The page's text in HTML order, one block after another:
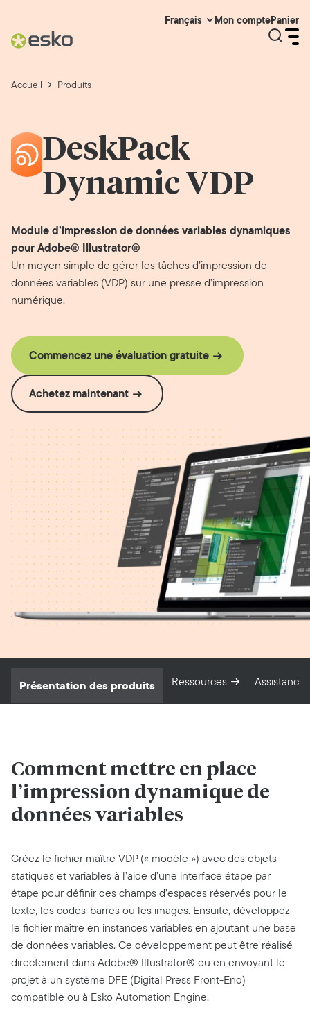
Français Mon comptePanier
Accueil Produits
DeskPack
Dynamic VDP
Module d’impression de données variables dynamiques
pour Adobe® Illustrator®
Un moyen simple de gérer les tâches d’impression de
données variables (VDP) sur une presse d’impression
numérique.
Commencez une évaluation gratuite
Achetez maintenant
Présentation des produits Ressources Assistance
Comment mettre en place
l’impression dynamique de
données variables
Créez le fichier maître VDP (« modèle ») avec des objets
statiques et variables à l’aide d’une interface étape par
étape pour définir des champs d’espaces réservés pour le
texte, les codes-barres ou les images. Ensuite, développez
le fichier maître en instances variables en ajoutant une base
de données variables. Ce développement peut être réalisé
directement dans Adobe® Illustrator® ou en envoyant le
projet à un système DFE (Digital Press Front-End)
compatible ou à Esko Automation Engine.